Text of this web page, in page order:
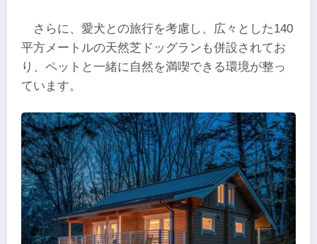
さらに、愛犬との旅行を考慮し、広々とした140
平方メートルの天然芝ドッグランも併設されてお
り、ペットと一緒に自然を満喫できる環境が整っ
ています。